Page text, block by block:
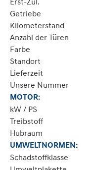
Getriebe
Kilometerstand
Anzahl der Türen
Farbe
Standort
Lieferzeit
Unsere Nummer
MOTOR:
kW / PS
Treibstoff
Hubraum
UMWELTNORMEN:
Schadstoffklasse